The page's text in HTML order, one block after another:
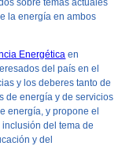
sobre temas actuales
la energía en ambos
Energética en
del país en el
y los deberes tanto de
de energía y de servicios
energía, y propone el
del tema de
y del